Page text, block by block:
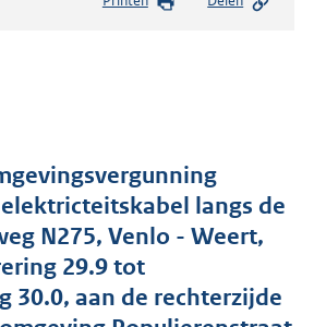
s
r
o
t
t
langs de
N275, Venlo - Weert,
29.9 tot
30.0, aan de rechterzijde